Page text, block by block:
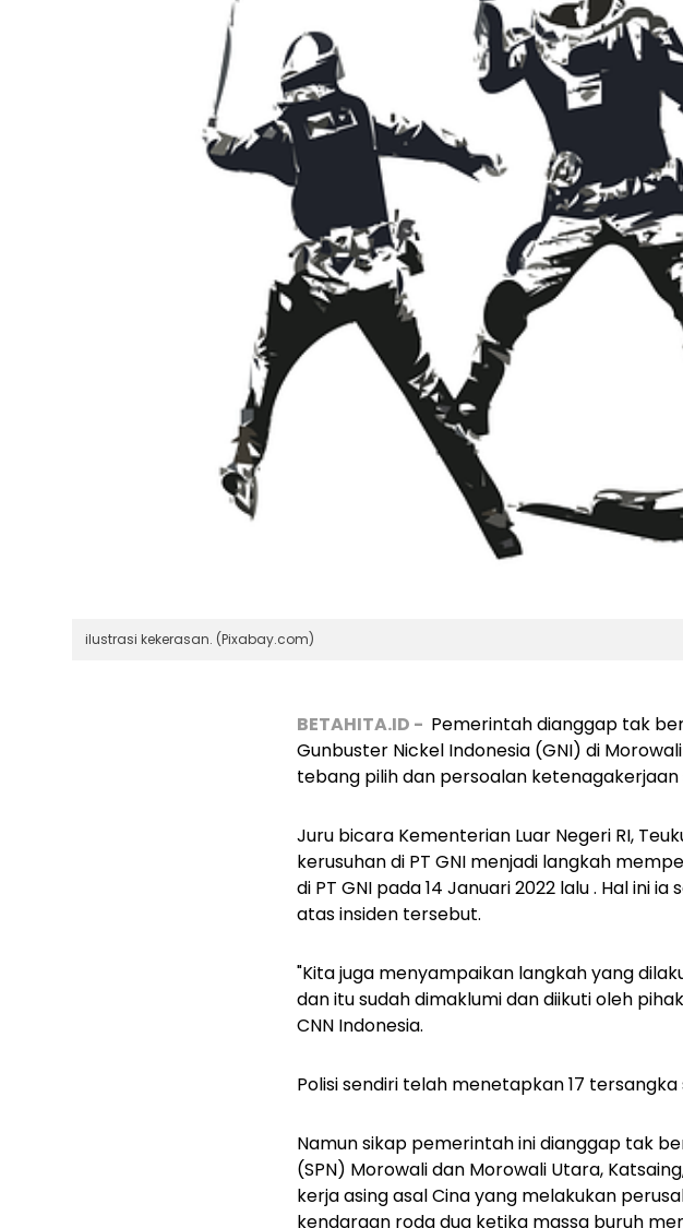
ilustrasi kekerasan. (Pixabay.com)
BETAHITA.ID - Pemerintah dianggap tak
Gunbuster Nickel Indonesia (GNI) di
tebang pilih dan persoalan
Juru bicara Kementerian Luar Negeri RI,
kerusuhan di PT GNI menjadi langkah
di PT GNI pada 14 Januari 2022 lalu . Hal ini
atas insiden tersebut.
"Kita juga menyampaikan langkah yang
dan itu sudah dimaklumi dan diikuti oleh
CNN Indonesia.
Polisi sendiri telah menetapkan 17
Namun sikap pemerintah ini dianggap tak
(SPN) Morowali dan Morowali Utara,
kerja asing asal Cina yang melakukan
kendaraan roda dua ketika massa buruh